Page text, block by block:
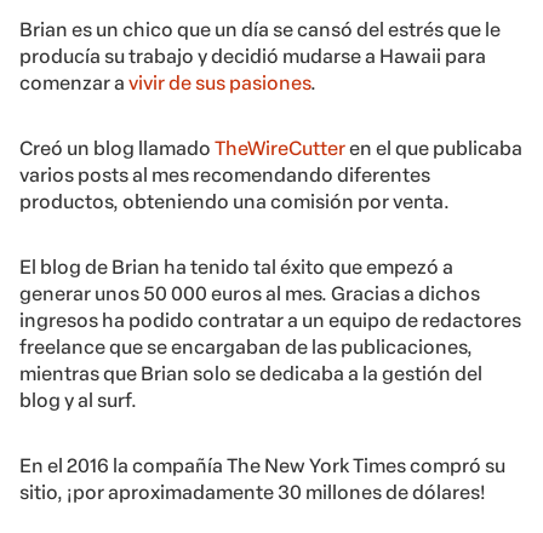
Brian es un chico que un día se cansó del estrés que le
producía su trabajo y decidió mudarse a Hawaii para
comenzar a vivir de sus pasiones.
Creó un blog llamado TheWireCutteren el que publicaba
varios posts al mes recomendando diferentes
productos, obteniendo una comisión por venta.
El blog de Brian ha tenido tal éxito que empezó a
generar unos 50 000 euros al mes. Gracias a dichos
ingresos ha podido contratar a un equipo de redactores
freelance que se encargaban de las publicaciones,
mientras que Brian solo se dedicaba a la gestión del
blog y al surf.
En el 2016 la compañía The New York Times compró su
sitio, ¡por aproximadamente 30 millones de dólares!